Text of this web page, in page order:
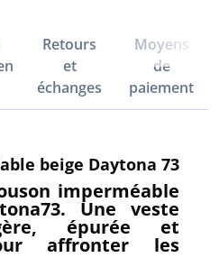
Retours
et
échanges
Moyens
de
paiement
beige Daytona 73
imperméable
Une veste
épurée et
affronter les